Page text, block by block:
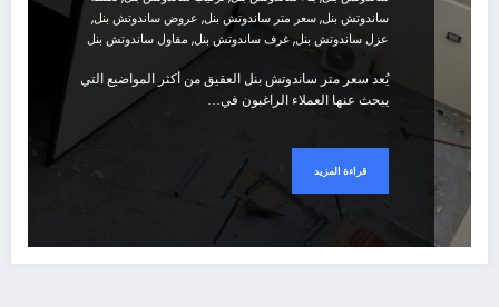
ساندوتش بنل, سعر متر ساندوتش بنل, عروض ساندوتش بنل,
عزل ساندوتش بنل, غرف ساندوتش بنل, مقاول ساندوتش بنل
يُعد سعر متر ساندوتش بنل العقيق من أكثر المواضيع التي
يبحث عنها العملاء الراغبون في…
قراءة المزيد